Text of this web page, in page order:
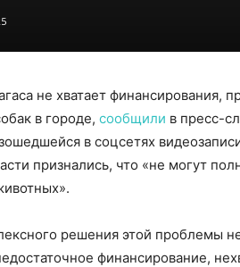
не хватает финансирования,
в городе, сообщили в пресс-
в соцсетях
признались, что «не могут
решения этой проблемы
финансирование,